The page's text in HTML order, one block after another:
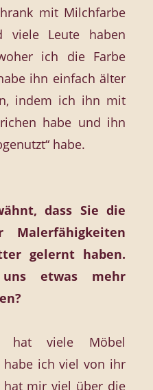
mit Milchfarbe
viele Leute haben
ich die Farbe
ihn einfach älter
indem ich ihn mit
habe und ihn
habe.
dass Sie die
Malerfähigkeiten
gelernt haben.
etwas mehr
hat viele Möbel
habe ich viel von ihr
hat mir viel über die